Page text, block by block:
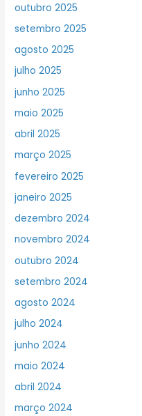
outubro 2025
setembro 2025
agosto 2025
julho 2025
junho 2025
maio 2025
abril 2025
março 2025
fevereiro 2025
janeiro 2025
dezembro 2024
novembro 2024
outubro 2024
setembro 2024
agosto 2024
julho 2024
junho 2024
maio 2024
abril 2024
março 2024